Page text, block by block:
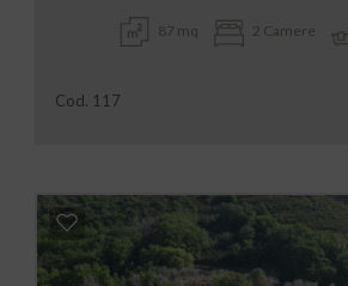
87 mq 2 Camere
Cod. 117